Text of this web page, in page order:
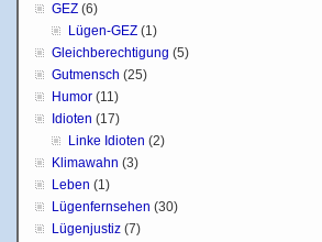
GEZ (6)
Lügen-GEZ (1)
Gleichberechtigung (5)
Gutmensch (25)
Humor (11)
Idioten (17)
Linke Idioten (2)
Klimawahn (3)
Leben (1)
Lügenfernsehen (30)
Lügenjustiz (7)